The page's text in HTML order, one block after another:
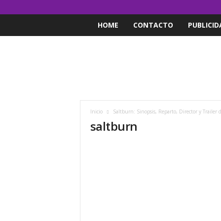
HOME CONTACTO
Inicio Saltburn: Sinopsis, Reparto, Director y Trailer
saltburn